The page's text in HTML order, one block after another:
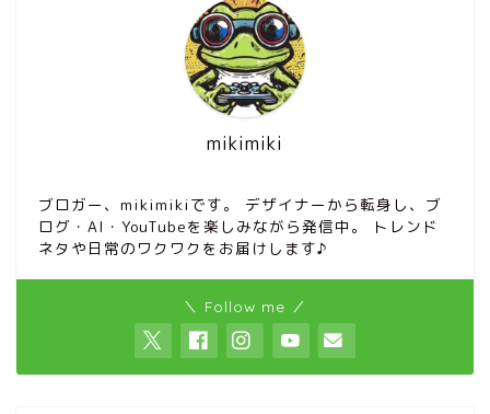
mikimiki
ブロガー、mikimikiです。 デザイナーから転身し、ブ
ログ・AI・YouTubeを楽しみながら発信中。 トレンド
ネタや日常のワクワクをお届けします♪
＼ Follow me ／